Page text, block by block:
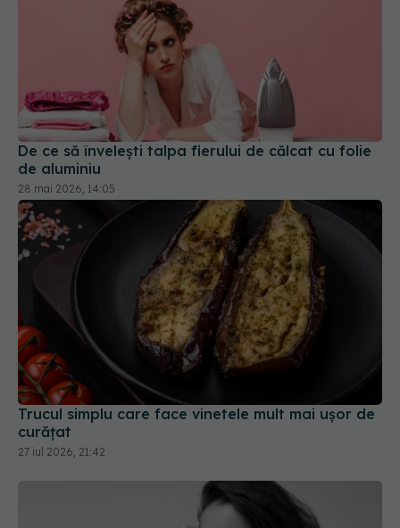
De ce să învelești talpa fierului de călcat cu folie
de aluminiu
28 mai 2026, 14:05
Trucul simplu care face vinetele mult mai ușor de
curățat
27 iul 2026, 21:42